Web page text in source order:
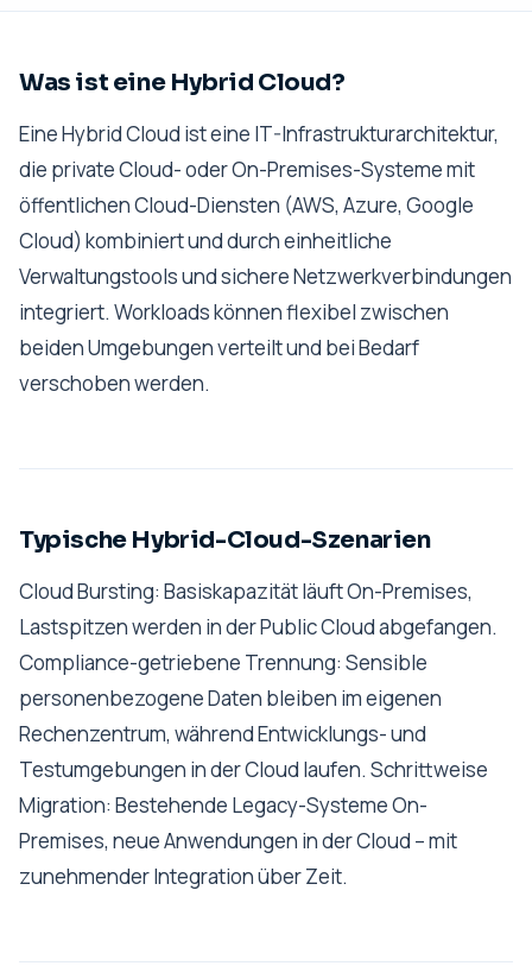
Was ist eine Hybrid Cloud?
Eine Hybrid Cloud ist eine IT-Infrastrukturarchitektur,
die private Cloud- oder On-Premises-Systeme mit
öffentlichen Cloud-Diensten (AWS, Azure, Google
Cloud) kombiniert und durch einheitliche
Verwaltungstools und sichere Netzwerkverbindungen
integriert. Workloads können flexibel zwischen
beiden Umgebungen verteilt und bei Bedarf
verschoben werden.
Typische Hybrid-Cloud-Szenarien
Cloud Bursting: Basiskapazität läuft On-Premises,
Lastspitzen werden in der Public Cloud abgefangen.
Compliance-getriebene Trennung: Sensible
personenbezogene Daten bleiben im eigenen
Rechenzentrum, während Entwicklungs- und
Testumgebungen in der Cloud laufen. Schrittweise
Migration: Bestehende Legacy-Systeme On-
Premises, neue Anwendungen in der Cloud – mit
zunehmender Integration über Zeit.